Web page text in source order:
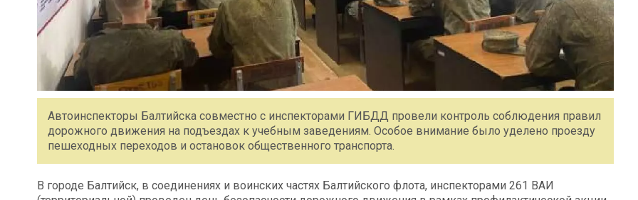
Автоинспекторы Балтийска совместно с инспекторами ГИБДД провели контроль соблюдения правил
дорожного движения на подъездах к учебным заведениям. Особое внимание было уделено проезду
пешеходных переходов и остановок общественного транспорта.
В городе Балтийск, в соединениях и воинских частях Балтийского флота, инспекторами 261 ВАИ